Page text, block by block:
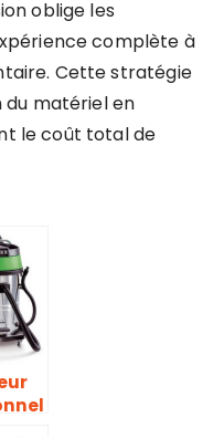
oblige les
complète à
Cette stratégie
du matériel en
le coût total de